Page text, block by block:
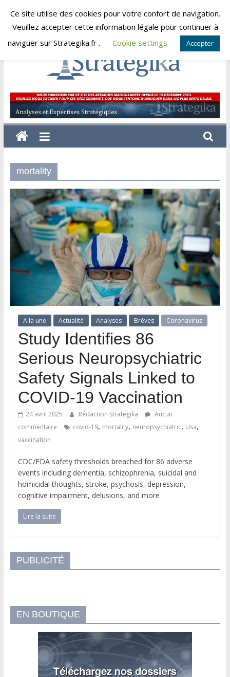
Skip
vendredi, août 7, 2026
Strategika
Expertise
et
Analyses
mortality
A la une Actualité Analyses Brèves Coronavirus
Study Identifies 86
Serious Neuropsychiatric
Safety Signals Linked to
COVID-19 Vaccination
24 avril 2025 Rédaction Strategika
Aucun
commentaire
covid-19, mortality, neuropsychiatric, Usa,
vaccination
CDC/FDA safety thresholds breached for 86 adverse
events including dementia, schizophrenia, suicidal and
homicidal thoughts, stroke, psychosis, depression,
cognitive impairment, delusions, and more
Lire la suite
PUBLICITÉ
EN BOUTIQUE
Ce site utilise des cookies pour votre confort de navigation.
Veuillez accepter cette information légale pour continuer à
naviguer sur Strategika.fr .
Cookie settings Accepter